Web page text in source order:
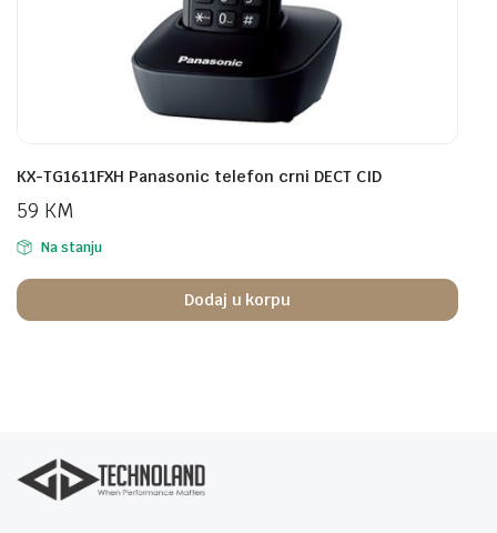
KX-TG1611FXH Panasonic telefon crni DECT CID
59 KM
Na stanju
Dodaj u korpu